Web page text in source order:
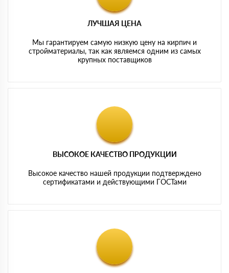
ЛУЧШАЯ ЦЕНА
Мы гарантируем самую низкую цену на кирпич и
стройматериалы, так как являемся одним из самых
крупных поставщиков
ВЫСОКОЕ КАЧЕСТВО ПРОДУКЦИИ
Высокое качество нашей продукции подтверждено
сертификатами и действующими ГОСТами